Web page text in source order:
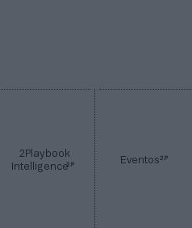
2Playbook
Intelligence2P Eventos2P